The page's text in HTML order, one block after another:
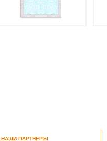
НАШИ ПАРТНЕРЫ